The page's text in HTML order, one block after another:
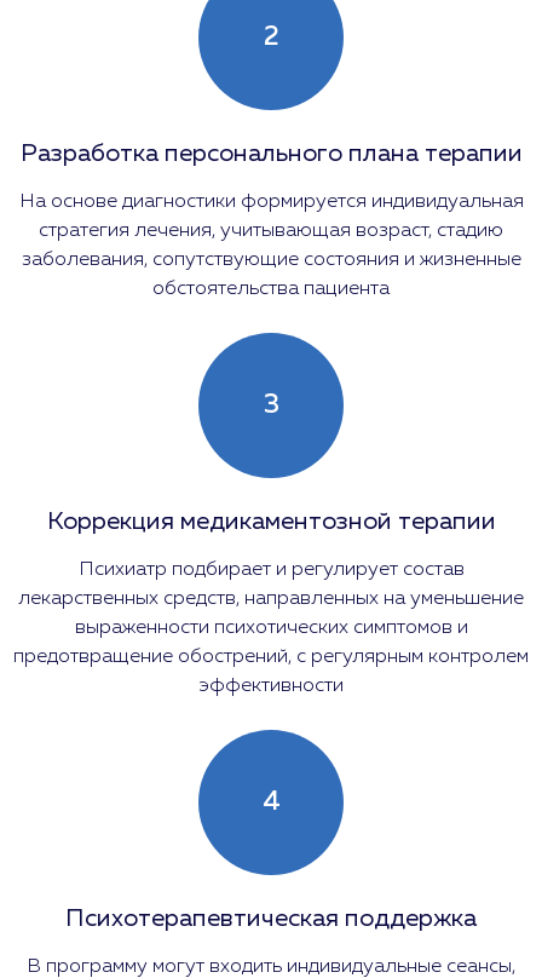
2
Разработка персонального плана терапии
На основе диагностики формируется индивидуальная
стратегия лечения, учитывающая возраст, стадию
заболевания, сопутствующие состояния и жизненные
обстоятельства пациента
3
Коррекция медикаментозной терапии
Психиатр подбирает и регулирует состав
лекарственных средств, направленных на уменьшение
выраженности психотических симптомов и
предотвращение обострений, с регулярным контролем
эффективности
4
Психотерапевтическая поддержка
В программу могут входить индивидуальные сеансы,